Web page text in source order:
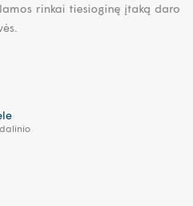
rinkai tiesioginę įtaką daro